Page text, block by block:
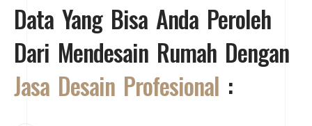
Data Yang Bisa Anda Peroleh
Dari Mendesain Rumah Dengan
Jasa Desain Profesional :